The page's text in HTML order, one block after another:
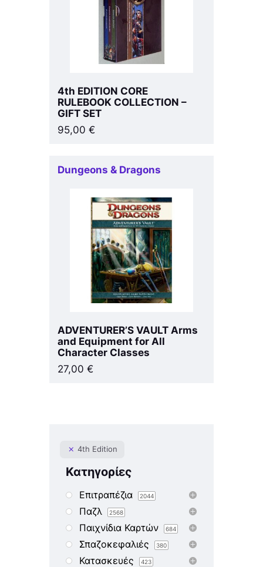
4th EDITION CORE
RULEBOOK COLLECTION –
GIFT SET
95,00 €
Dungeons & Dragons
ADVENTURER’S VAULT Arms
and Equipment for All
Character Classes
27,00 €
4th Edition
Κατηγορίες
Επιτραπέζια 2044
Παζλ 2568
Παιχνίδια Καρτών 684
Σπαζοκεφαλιές 380
Κατασκευές 423